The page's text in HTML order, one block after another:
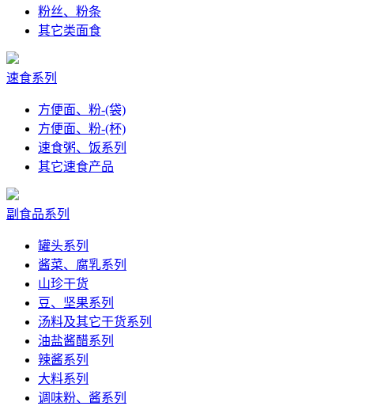
粉丝、粉条
其它类面食
速食系列
方便面、粉-(袋)
方便面、粉-(杯)
速食粥、饭系列
其它速食产品
副食品系列
罐头系列
酱菜、腐乳系列
山珍干货
豆、坚果系列
汤料及其它干货系列
油盐酱醋系列
辣酱系列
大料系列
调味粉、酱系列